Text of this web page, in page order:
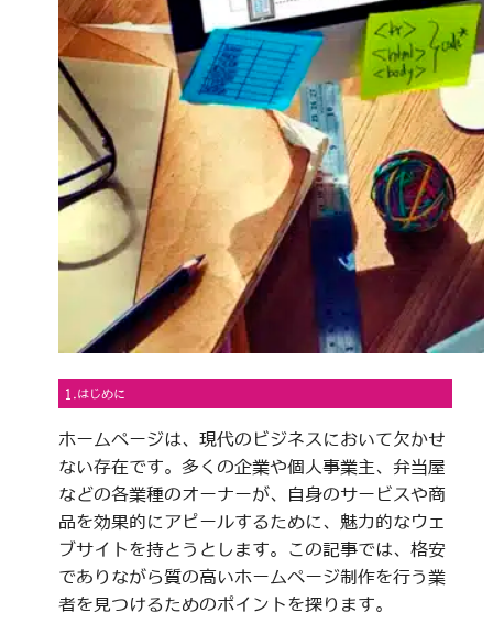
1.はじめに
ホームページは、現代のビジネスにおいて欠かせ
ない存在です。多くの企業や個人事業主、弁当屋
などの各業種のオーナーが、自身のサービスや商
品を効果的にアピールするために、魅力的なウェ
ブサイトを持とうとします。この記事では、格安
でありながら質の高いホームページ制作を行う業
者を見つけるためのポイントを探ります。